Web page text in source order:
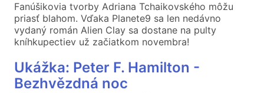
Fanúšikovia tvorby Adriana Tchaikovského môžu
priasť blahom. Vďaka Planete9 sa len nedávno
vydaný román Alien Clay sa dostane na pulty
kníhkupectiev už začiatkom novembra!
Ukážka: Peter F. Hamilton -
Bezhvězdná noc